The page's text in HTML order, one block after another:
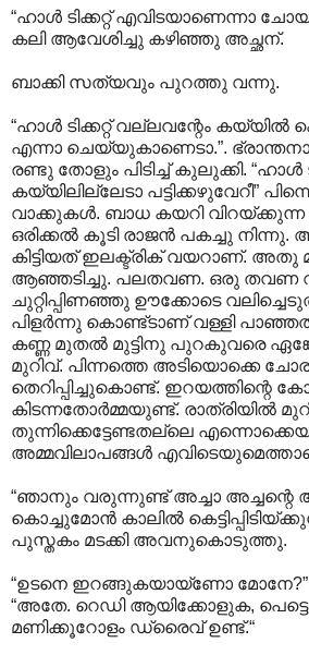
“ഹാൾ ടിക്കറ്റ് എവിടയാണെന്നാ
കലി ആവേശിച്ചു കഴിഞ്ഞു അച്ഛന്.
ബാക്കി സത്യവും പുറത്തു വന്നു.
“ഹാൾ ടിക്കറ്റ് വല്ലവന്റേം കയ്യിൽ
എന്നാ ചെയ്യുകാണെടാ.”.
രണ്ടു തോളും പിടിച്ച് കുലുക്കി. “ഹാൾ
കയ്യിലില്ലേടാ പട്ടിക്കഴുവേറീ”
വാക്കുകൾ. ബാധ കയറി
ഒരിക്കൽ കൂടി രാജൻ പകച്ചു
കിട്ടിയത് ഇലക്ട്രിക് വയറാണ്. അതു
ആഞ്ഞടിച്ചു. പലതവണ. ഒരു തവണ
ചുറ്റിപ്പിണഞ്ഞു ഊക്കോടെ
പിളർന്നു കൊണ്ട്ടാണ് വള്ളി
കണ്ണ മുതൽ മുട്ടിനു പുറകുവരെ
മുറിവ്. പിന്നത്തെ അടിയൊക്കെ
തെറിപ്പിച്ചുകൊണ്ട്. ഇറയത്തിന്റെ
കിടന്നതോർമ്മയുണ്ട്. രാത്രിയിൽ
തുന്നിക്കെട്ടേണ്ടതല്ലെ
അമ്മവിലാപങ്ങൾ
“ഞാനും വരുന്നുണ്ട് അച്ചാ അച്ചന്റെ
കൊച്ചുമോൻ കാലിൽ
പുസ്തകം മടക്കി അവനുകൊടുത്തു.
“ഉടനെ ഇറങ്ങുകയായ്ണോ മോനേ?”
“അതേ. റെഡി ആയിക്കോളുക,
മണിക്കൂറോളം ഡ്രൈവ് ഉണ്ട്.“